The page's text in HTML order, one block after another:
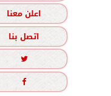
اعلن معنا
اتصل بنا

